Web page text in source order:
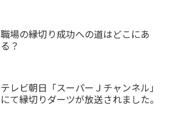
職場の縁切り成功への道はどこにあ
る？
テレビ朝日「スーパーＪチャンネル」
にて縁切りダーツが放送されました。